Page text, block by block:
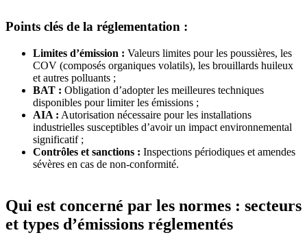
Points clés de la réglementation :
Limites d’émission : Valeurs limites pour les poussières, les
COV (composés organiques volatils), les brouillards huileux
et autres polluants ;
BAT : Obligation d’adopter les meilleures techniques
disponibles pour limiter les émissions ;
AIA : Autorisation nécessaire pour les installations
industrielles susceptibles d’avoir un impact environnemental
significatif ;
Contrôles et sanctions : Inspections périodiques et amendes
sévères en cas de non-conformité.
Qui est concerné par les normes : secteurs
et types d’émissions réglementés